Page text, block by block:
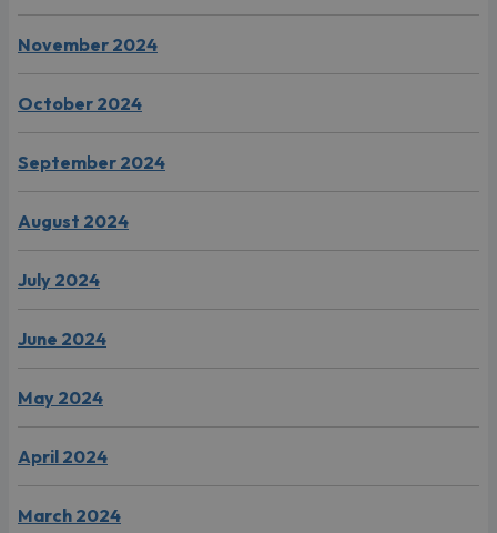
November 2024
October 2024
September 2024
August 2024
July 2024
June 2024
May 2024
April 2024
March 2024